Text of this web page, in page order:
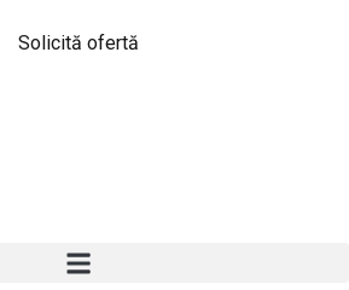
Solicită ofertă